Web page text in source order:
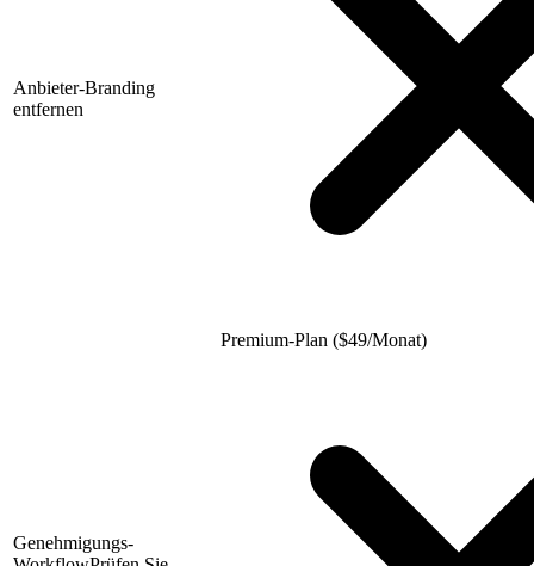
Anbieter-Branding
entfernen
Premium-Plan ($49/Monat)
Genehmigungs-